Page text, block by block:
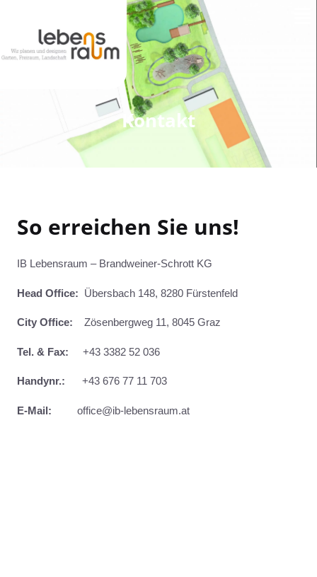
springen
Kontakt
So erreichen Sie uns!
IB Lebensraum – Brandweiner-Schrott KG
Head Office: Übersbach 148, 8280 Fürstenfeld
City Office: Zösenbergweg 11, 8045 Graz
Tel. & Fax: +43 3382 52 036
Handynr.: +43 676 77 11 703
E-Mail: office@ib-lebensraum.at